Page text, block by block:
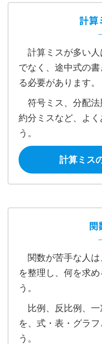
計算
計算ミスが多い人
でなく、途中式の
る必要があります。
符号ミス、分配法
約分ミスなど、よ
う。
計算ミス
関
関数が苦手な人は
を整理し、何を求
う。
比例、反比例、一
を、式・表・グラ
う。